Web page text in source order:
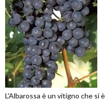
L'Albarossa è un vitigno che si